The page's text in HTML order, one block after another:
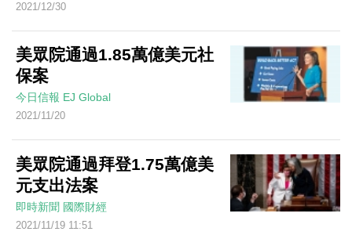
2021/12/30
美眾院通過1.85萬億美元社
保案
今日信報 EJ Global
2021/11/20
美眾院通過拜登1.75萬億美
元支出法案
即時新聞 國際財經
2021/11/19 11:51